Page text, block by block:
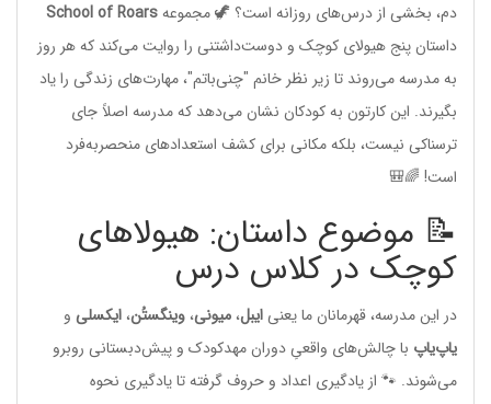
دم، بخشی از درس‌های روزانه است؟ 🦖 مجموعهSchool of Roars
داستان پنج هیولای کوچک و دوست‌داشتنی را روایت می‌کند که هر روز
به مدرسه می‌روند تا زیر نظر خانم "چنی‌باتم"، مهارت‌های زندگی را یاد
بگیرند. این کارتون به کودکان نشان می‌دهد که مدرسه اصلاً جای
ترسناکی نیست، بلکه مکانی برای کشف استعدادهای منحصر‌به‌فرد
است! 🌈🎒
📝 موضوع داستان: هیولاهای
کوچک در کلاس درس
در این مدرسه، قهرمانان ما یعنیایبل،میونی،وینگستُن،ایکسلیو
یاپ‌یاپبا چالش‌های واقعیِ دوران مهدکودک و پیش‌دبستانی روبرو
می‌شوند. 🐾 از یادگیری اعداد و حروف گرفته تا یادگیری نحوه